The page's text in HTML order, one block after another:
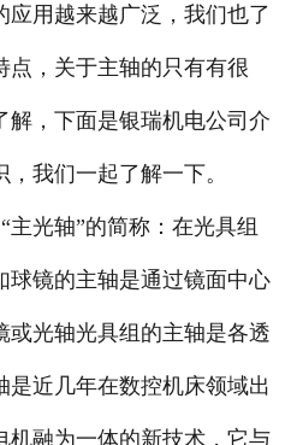
用越来越广泛，我们也了
点，关于主轴的只有有很
解，下面是银瑞机电公司介
我们一起了解一下。
光轴”的简称：在光具组
球镜的主轴是通过镜面中心
或光轴光具组的主轴是各透
是近几年在数控机床领域出
机融为一体的新技术，它与